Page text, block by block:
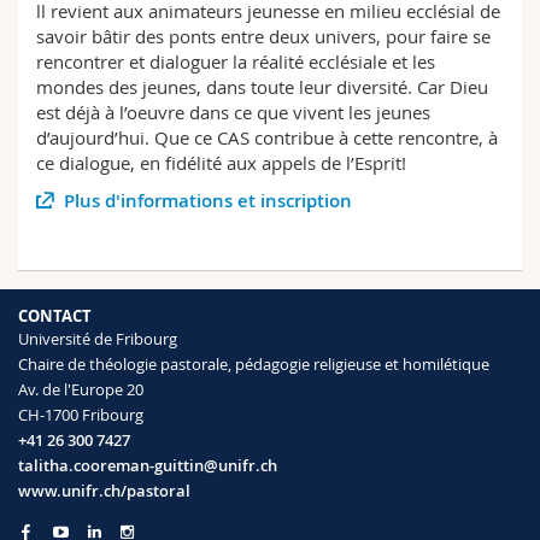
Sciences et médecine
Interfacultaire
Collaborateurs
Doctorants
Webmail
Programme des cours
MyUnifr
ll revient aux animateurs jeunesse en milieu ecclésial de
savoir bâtir des ponts entre deux univers, pour faire se
rencontrer et dialoguer la réalité ecclésiale et les
mondes des jeunes, dans toute leur diversité. Car Dieu
est déjà à l’oeuvre dans ce que vivent les jeunes
d’aujourd’hui. Que ce CAS contribue à cette rencontre, à
ce dialogue, en fidélité aux appels de l’Esprit!
Plus d'informations et inscription
CONTACT
Université de Fribourg
Chaire de théologie pastorale, pédagogie religieuse et homilétique
Av. de l'Europe 20
CH-1700 Fribourg
+41 26 300 7427
talitha.cooreman-guittin@unifr.ch
www.unifr.ch/pastoral